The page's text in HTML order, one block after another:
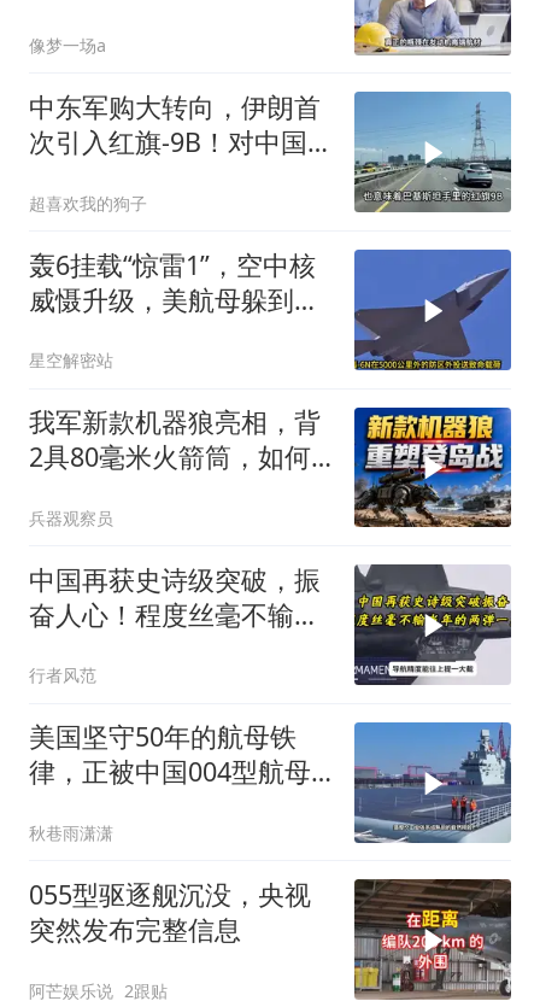
像梦一场a
中东军购大转向，伊朗首
次引入红旗-9B！对中国
超喜欢我的狗子
轰6挂载“惊雷1”，空中核
威慑升级，美航母躲到夏
星空解密站
我军新款机器狼亮相，背
2具80毫米火箭筒，如何
兵器观察员
中国再获史诗级突破，振
奋人心！程度丝毫不输当
行者风范
美国坚守50年的航母铁
律，正被中国004型航母
秋巷雨潇潇
055型驱逐舰沉没，央视
突然发布完整信息
阿芒娱乐说 2跟贴